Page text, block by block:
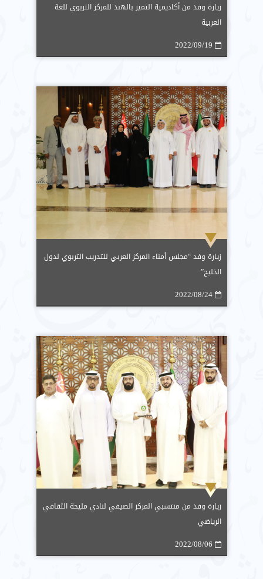
زيارة وفد من أكاديمية التميز بالهند للمركز التربوي للغة
العربية
2022/09/19
زيارة وفد “مجلس أمناء المركز العربي للتدريب التربوي لدول
الخليج”
2022/08/24
زيارة وفد من منتسبي المركز الصيفي لنادي مليحة الثقافي
الرياضي
2022/08/06